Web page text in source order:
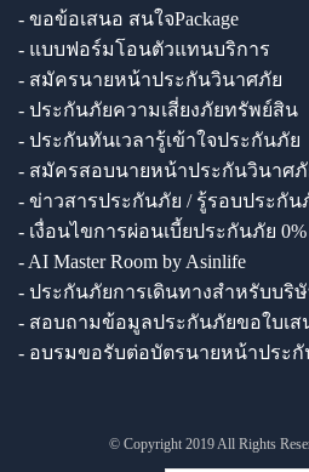
- ขอข้อเสนอ สนใจPackage
- แบบฟอร์มโอนตัวแทนบริการ
- สมัครนายหน้าประกันวินาศภัย
- ประกันภัยความเสี่ยงภัยทรัพย์สิน
- ประกันทันเวลารู้เข้าใจประกันภัย
- สมัครสอบนายหน้าประกันวินาศภั
- ข่าวสารประกันภัย / รู้รอบประกัน
- เงื่อนไขการผ่อนเบี้ยประกันภัย 0%
- AI Master Room by Asinlife
- ประกันภัยการเดินทางสำหรับบริ
- สอบถามข้อมูลประกันภัยขอใบเส
- อบรมขอรับต่อบัตรนายหน้าประ
© Copyright 2019 All Rights